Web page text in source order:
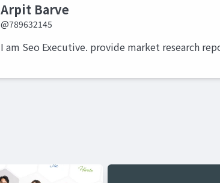
Arpit Barve
@789632145
I am Seo Executive. provide market research